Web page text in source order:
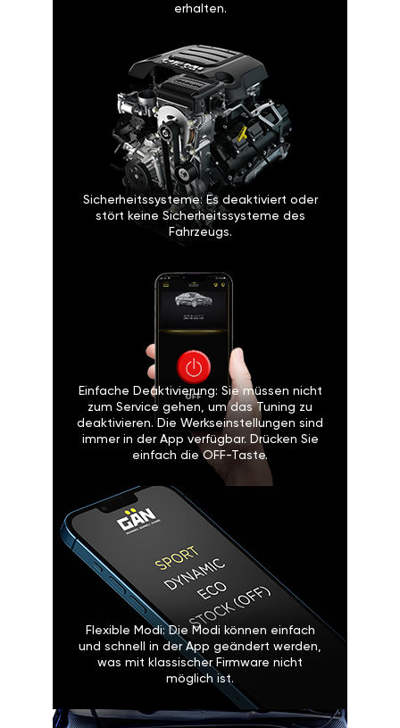
erhalten.
Sicherheitssysteme: Es deaktiviert oder
stört keine Sicherheitssysteme des
Fahrzeugs.
Einfache Deaktivierung: Sie müssen nicht
zum Service gehen, um das Tuning zu
deaktivieren. Die Werkseinstellungen sind
immer in der App verfügbar. Drücken Sie
einfach die OFF-Taste.
Flexible Modi: Die Modi können einfach
und schnell in der App geändert werden,
was mit klassischer Firmware nicht
möglich ist.